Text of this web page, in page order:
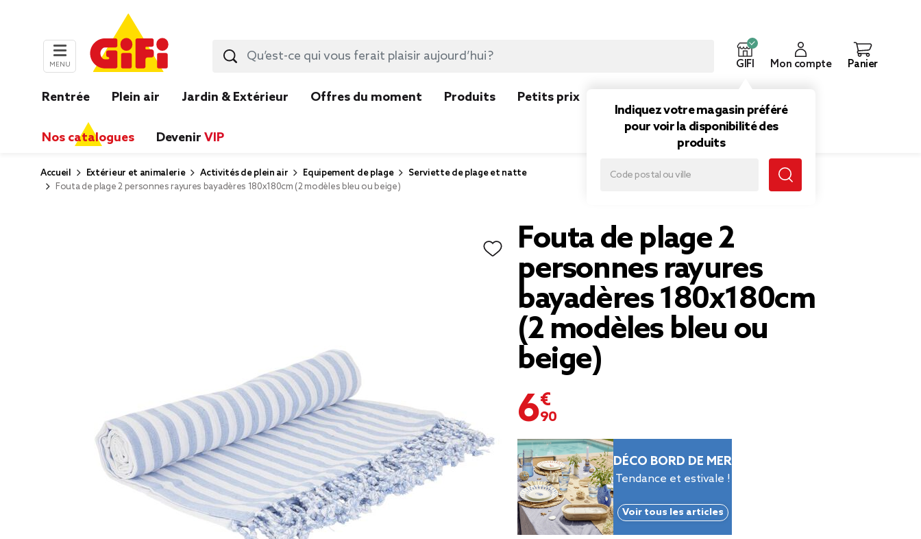
MENU GIFI
Indiquez votre magasin préféré
pour voir la disponibilité des
produits
Mon compte Panier
Rentrée Plein air Jardin & Extérieur Offres du moment Produits Petits prix
Nos catalogues Devenir VIP
Accueil Extérieur et animalerie Activités de plein air Equipement de plage
Serviette de plage et natte
Fouta de plage 2 personnes rayures bayadères 180x180cm (2 modèles bleu ou beige)
Fouta de plage 2
personnes rayures
bayadères 180x180cm
(2 modèles bleu ou
beige)
6,90 €
DÉCO BORD DE MER
Tendance et estivale !
Voir tous les articles